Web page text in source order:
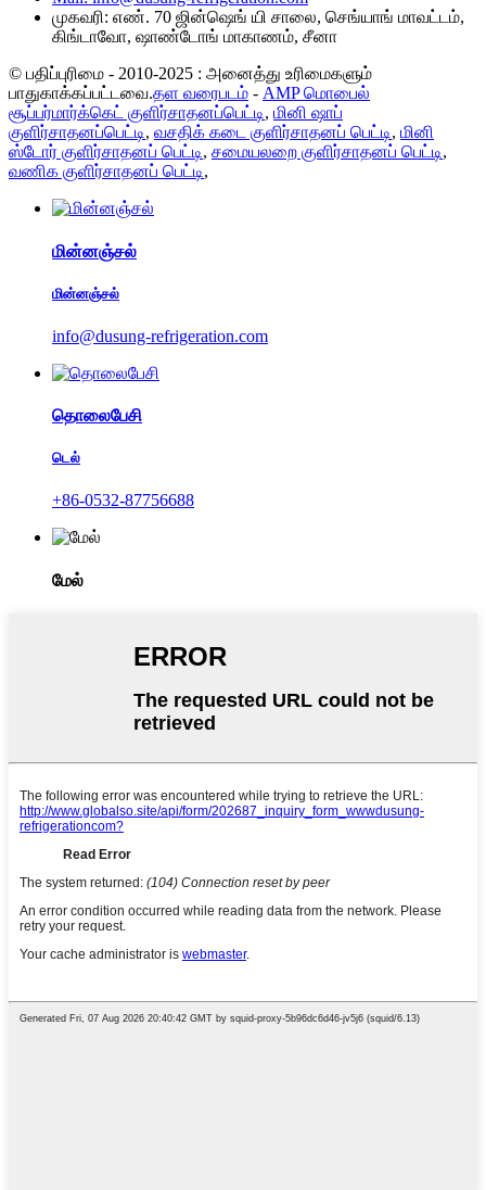
முகவரி: எண். 70 ஜின்ஷெங் யி சாலை, செங்யாங் மாவட்டம்,
கிங்டாவோ, ஷாண்டோங் மாகாணம், சீனா
© பதிப்புரிமை - 2010-2025 : அனைத்து உரிமைகளும்
பாதுகாக்கப்பட்டவை.தள வரைபடம் - AMP மொபைல்
சூப்பர்மார்க்கெட் குளிர்சாதனப்பெட்டி, மினி ஷாப்
குளிர்சாதனப்பெட்டி, வசதிக் கடை குளிர்சாதனப் பெட்டி, மினி
ஸ்டோர் குளிர்சாதனப் பெட்டி, சமையலறை குளிர்சாதனப் பெட்டி,
வணிக குளிர்சாதனப் பெட்டி,
மின்னஞ்சல்
மின்னஞ்சல்
info@dusung-refrigeration.com
தொலைபேசி
டெல்
+86-0532-87756688
மேல்